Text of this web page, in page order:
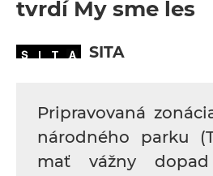
tvrdí My sme les
SITA
Pripravovaná
národného parku
mať vážny